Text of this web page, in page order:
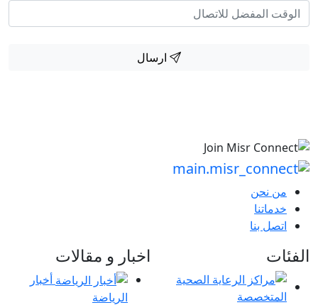
ارسال
من نحن
خدماتنا
اتصل بنا
الفئات اخبار و مقالات
أخبار
الرياضة